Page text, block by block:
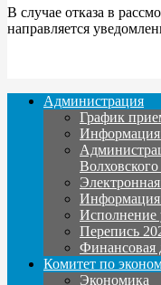
В случае отказа в
направляется
Администрация
График
Информация
Исполнение
Перепись
Финансовая
Комитет по
Экономика